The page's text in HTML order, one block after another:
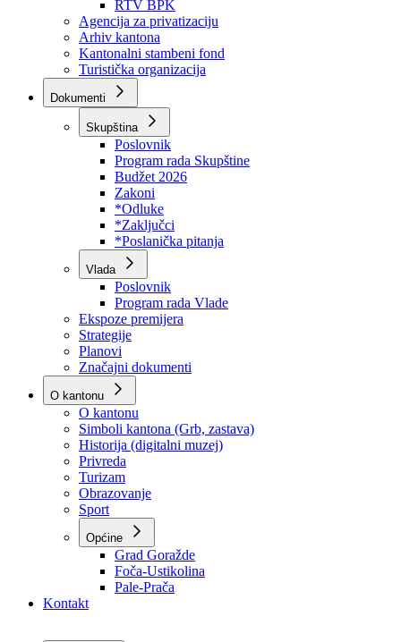
Javna preduzeća
BPK šume
RTV BPK
Agencija za privatizaciju
Arhiv kantona
Kantonalni stambeni fond
Turistička organizacija
Dokumenti
Skupština
Poslovnik
Program rada Skupštine
Budžet 2026
Zakoni
*Odluke
*Zaključci
*Poslanička pitanja
Vlada
Poslovnik
Program rada Vlade
Ekspoze premijera
Strategije
Planovi
Značajni dokumenti
O kantonu
O kantonu
Simboli kantona (Grb, zastava)
Historija (digitalni muzej)
Privreda
Turizam
Obrazovanje
Sport
Općine